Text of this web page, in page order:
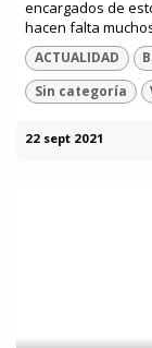
encargados de
hacen falta
ACTUALIDAD
Sin categoría
22 sept 2021